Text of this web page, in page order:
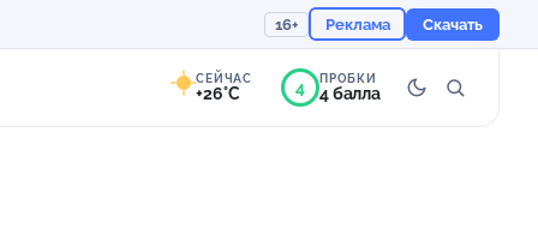
16+ Реклама Скачать
СЕЙЧАС
+26°C 4 ПРОБКИ
4 балла